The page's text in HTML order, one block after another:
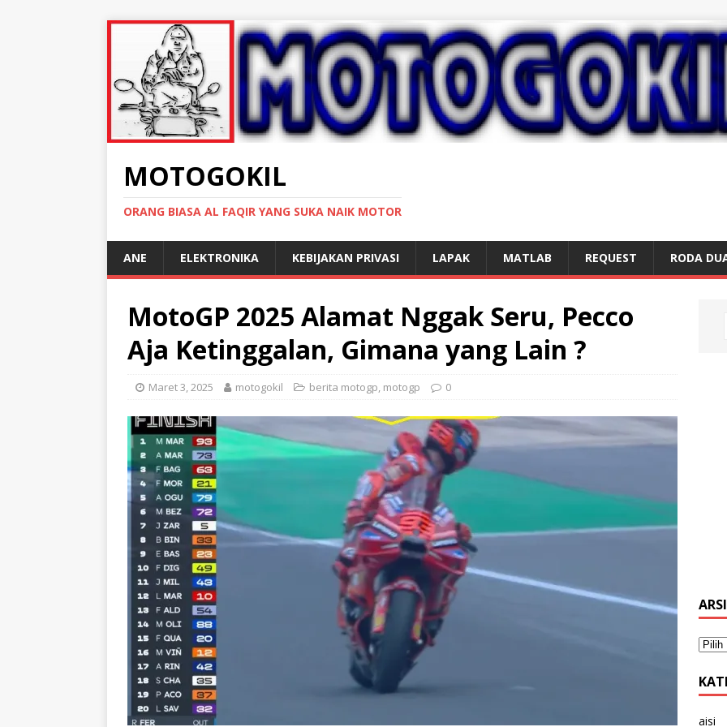
MOTOGOKIL
ORANG BIASA AL FAQIR YANG SUKA NAIK MOTOR
ANE ELEKTRONIKA KEBIJAKAN PRIVASI LAPAK MATLAB REQUEST RODA
MotoGP 2025 Alamat Nggak Seru, Pecco
Aja Ketinggalan, Gimana yang Lain ?
Maret 3, 2025 motogokil berita motogp, motogp 0
aisi